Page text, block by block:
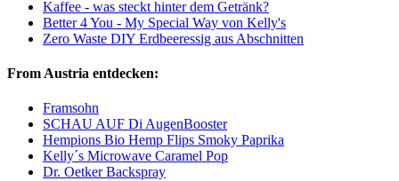
Kaffee - was steckt hinter dem Getränk?
Better 4 You - My Special Way von Kelly's
Zero Waste DIY Erdbeeressig aus Abschnitten
From Austria entdecken:
Framsohn
SCHAU AUF Di AugenBooster
Hempions Bio Hemp Flips Smoky Paprika
Kelly´s Microwave Caramel Pop
Dr. Oetker Backspray